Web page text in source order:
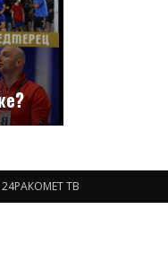
24РАКОМЕТ ТВ